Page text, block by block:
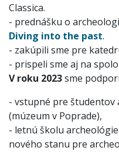
Classica.
- prednášku o
Diving into the past.
- ​zakúpili sme pre
- ​prispeli sme aj na
V roku 2023sme
- vstupné pre študentov
(múzeum v Poprade),
- letnú školu
nového stanu pre